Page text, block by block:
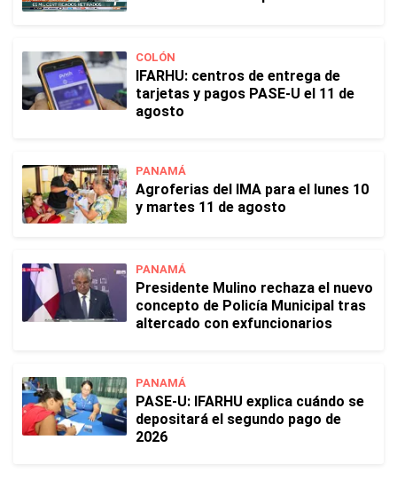
COLÓN
IFARHU: centros de entrega de
tarjetas y pagos PASE-U el 11 de
agosto
PANAMÁ
Agroferias del IMA para el lunes 10
y martes 11 de agosto
PANAMÁ
Presidente Mulino rechaza el nuevo
concepto de Policía Municipal tras
altercado con exfuncionarios
PANAMÁ
PASE-U: IFARHU explica cuándo se
depositará el segundo pago de
2026